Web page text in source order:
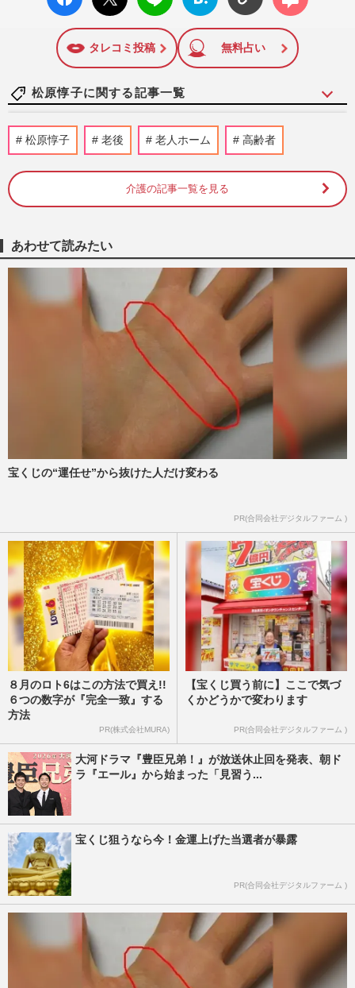
ok い
ト
ブック
に追加
ト
タレコミ投稿 無料占い
松原惇子に関する記事一覧
“人生100年時代”に突入するも、104歳男
性の本音「長生きしても意味ないよ」
『世界幸福度ランキング』1位のフィンラ
ンドで「世界一の気分は？」と聞いてみた
ら
松原惇子
「早く死んじまいたい」老人ホームの入居
者たちが決して語らない“本音”
2019/8/18
松原惇子 老後 老人ホーム 高齢者
介護の記事一覧を見る
あわせて読みたい
宝くじの“運任せ”から抜けた人だけ変わる
PR(合同会社デジタルファーム )
８月のロト6はこの方法で買え!!
６つの数字が『完全一致』する
方法
PR(株式会社MURA)
【宝くじ買う前に】ここで気づ
くかどうかで変わります
PR(合同会社デジタルファーム )
大河ドラマ『豊臣兄弟！』が放送休止回を発表、朝ド
ラ『エール』から始まった「見習う...
宝くじ狙うなら今！金運上げた当選者が暴露
PR(合同会社デジタルファーム )